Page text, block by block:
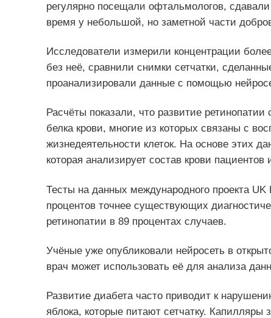
регулярно посещали офтальмологов,
время у небольшой, но заметной части
Исследователи измерили концентрации
без неё, сравнили снимки сетчатки,
проанализировали данные с помощью
Расчёты показали, что развитие
белка крови, многие из которых связаны с
жизнедеятельности клеток. На основе этих
которая анализирует состав крови
Тесты на данных международного проекта UK
процентов точнее существующих
ретинопатии в 89 процентах случаев.
Учёные уже опубликовали нейросеть в
врач может использовать её для анализа
Развитие диабета часто приводит к
яблока, которые питают сетчатку. Капилляры